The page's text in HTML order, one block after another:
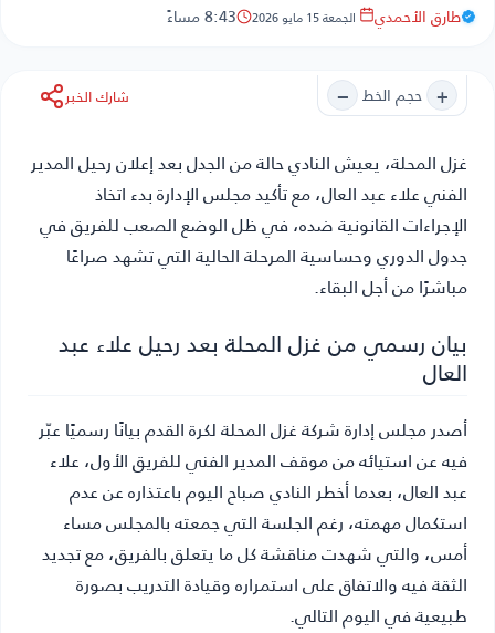
طارق الأحمدي الجمعة 15 مايو 2026 8:43 مساءً
+ حجم الخط − شارك الخبر
غزل المحلة، يعيش النادي حالة من الجدل بعد إعلان رحيل المدير
الفني علاء عبد العال، مع تأكيد مجلس الإدارة بدء اتخاذ
الإجراءات القانونية ضده، في ظل الوضع الصعب للفريق في
جدول الدوري وحساسية المرحلة الحالية التي تشهد صراعًا
مباشرًا من أجل البقاء.
بيان رسمي من غزل المحلة بعد رحيل علاء عبد
العال
أصدر مجلس إدارة شركة غزل المحلة لكرة القدم بيانًا رسميًا عبّر
فيه عن استيائه من موقف المدير الفني للفريق الأول، علاء
عبد العال، بعدما أخطر النادي صباح اليوم باعتذاره عن عدم
استكمال مهمته، رغم الجلسة التي جمعته بالمجلس مساء
أمس، والتي شهدت مناقشة كل ما يتعلق بالفريق، مع تجديد
الثقة فيه والاتفاق على استمراره وقيادة التدريب بصورة
طبيعية في اليوم التالي.